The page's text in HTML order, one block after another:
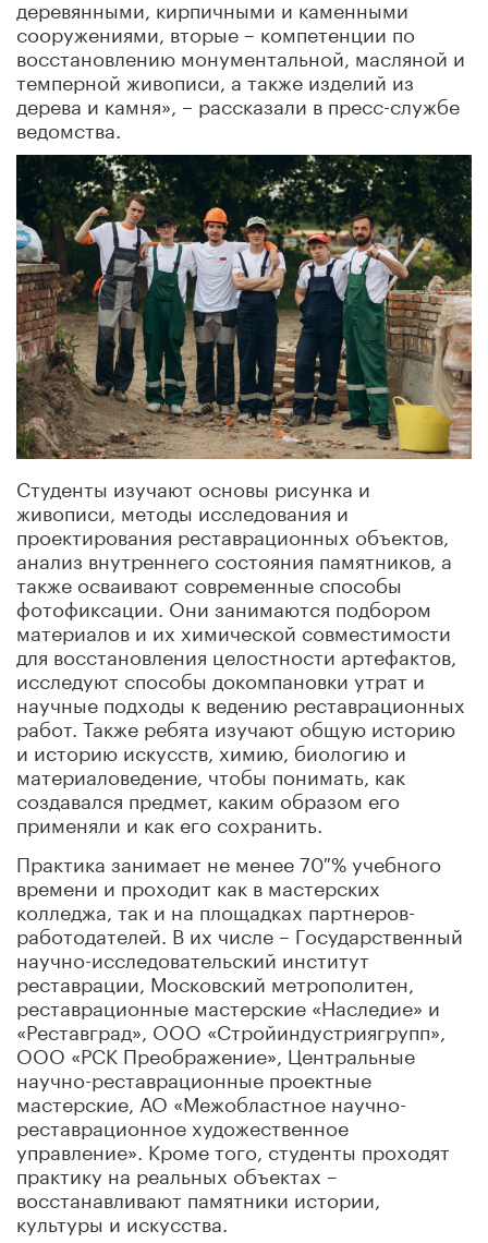
деревянными, кирпичными и каменными
сооружениями, вторые – компетенции по
восстановлению монументальной, масляной и
темперной живописи, а также изделий из
дерева и камня», – рассказали в пресс-службе
ведомства.
Студенты изучают основы рисунка и
живописи, методы исследования и
проектирования реставрационных объектов,
анализ внутреннего состояния памятников, а
также осваивают современные способы
фотофиксации. Они занимаются подбором
материалов и их химической совместимости
для восстановления целостности артефактов,
исследуют способы докомпановки утрат и
научные подходы к ведению реставрационных
работ. Также ребята изучают общую историю
и историю искусств, химию, биологию и
материаловедение, чтобы понимать, как
создавался предмет, каким образом его
применяли и как его сохранить.
Практика занимает не менее 70 % учебного
времени и проходит как в мастерских
колледжа, так и на площадках партнеров-
работодателей. В их числе – Государственный
научно-исследовательский институт
реставрации, Московский метрополитен,
реставрационные мастерские «Наследие» и
«Реставград», ООО «Стройиндустриягрупп»,
ООО «РСК Преображение», Центральные
научно-реставрационные проектные
мастерские, АО «Межобластное научно-
реставрационное художественное
управление». Кроме того, студенты проходят
практику на реальных объектах –
восстанавливают памятники истории,
культуры и искусства.